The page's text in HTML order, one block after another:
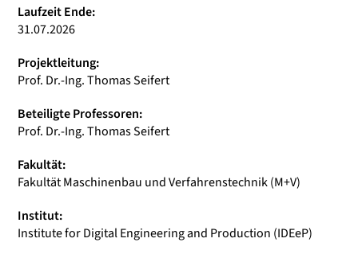
Laufzeit Ende:
31.07.2026
Projektleitung:
Prof. Dr.-Ing. Thomas Seifert
Beteiligte Professoren:
Prof. Dr.-Ing. Thomas Seifert
Fakultät:
Fakultät Maschinenbau und Verfahrenstechnik (M+V)
Institut:
Institute for Digital Engineering and Production (IDEeP)